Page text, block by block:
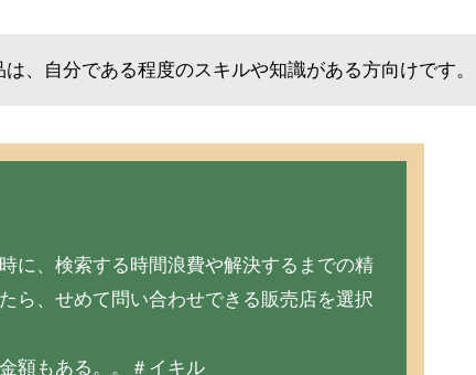
、自分である程度のスキルや知識がある方向けです。
に、検索する時間浪費や解決するまでの精
ら、せめて問い合わせできる販売店を選択
額もある。。＃イキル